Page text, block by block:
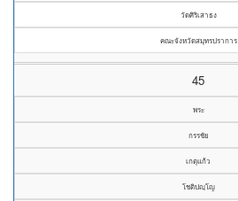
วัดศิริเสาธง
คณะจังหวัดสมุทรปราการ
45
พระ
กรรชัย
เกตุแก้ว
โชติปญฺโญ